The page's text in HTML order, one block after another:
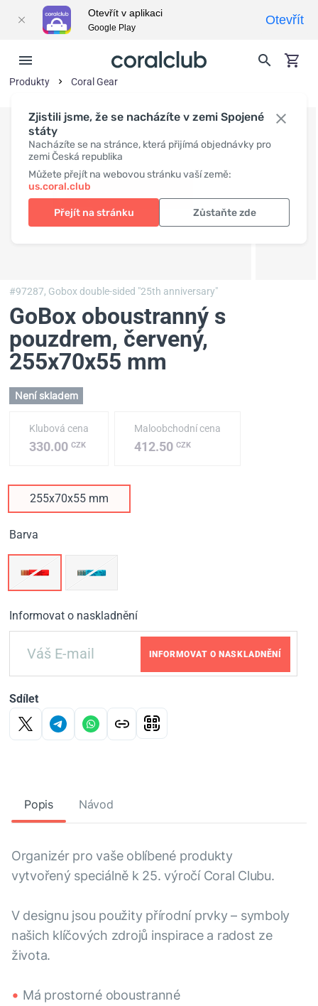
Zjistili jsme, že se nacházíte v zemi Spojené
státy
Nacházíte se na stránce, která přijímá objednávky pro
zemi Česká republika
Můžete přejít na webovou stránku vaší země:
us.coral.club
Přejít na stránku Zůstaňte zde
Produkty Coral Gear
#97287, Gobox double-sided "25th anniversary"
GoBox oboustranný s
pouzdrem, červený,
255х70х55 mm
Není skladem
Klubová cena
330.00 CZK
Maloobchodní cena
412.50CZK
255х70х55 mm
Barva
Informovat o naskladnění
INFORMOVAT O NASKLADNĚNÍ
Sdílet
Popis Návod
Organizér pro vaše oblíbené produkty
vytvořený speciálně k 25. výročí Coral Clubu.
V designu jsou použity přírodní prvky – symboly
našich klíčových zdrojů inspirace a radost ze
života.
Má prostorné oboustranné
Otevřít v aplikaci
Google Play
Otevřít